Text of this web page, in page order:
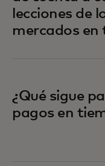
lecciones de
mercados en
¿Qué sigue
pagos en